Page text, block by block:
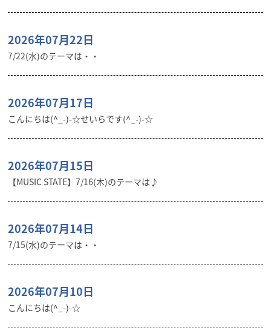
2026年07月22日
7/22(水)のテーマは・・
2026年07月17日
こんにちは(^_-)-☆せいらです(^_-)-☆
2026年07月15日
【MUSIC STATE】7/16(木)のテーマは♪
2026年07月14日
7/15(水)のテーマは・・
2026年07月10日
こんにちは(^_-)-☆